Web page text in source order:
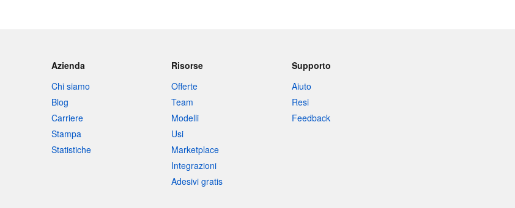
Azienda
Chi siamo
Blog
Carriere
Stampa
Statistiche
Risorse
Offerte
Team
Modelli
Usi
Marketplace
Integrazioni
Adesivi gratis
Supporto
Aiuto
Resi
Feedback